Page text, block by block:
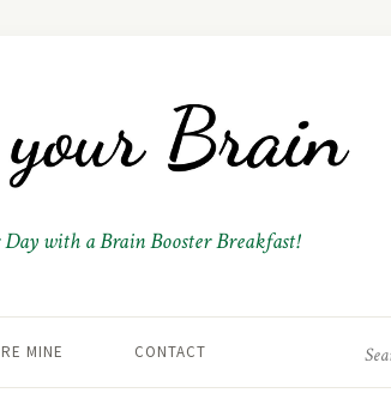
with a Brain Booster Breakfast!
MINE CONTACT